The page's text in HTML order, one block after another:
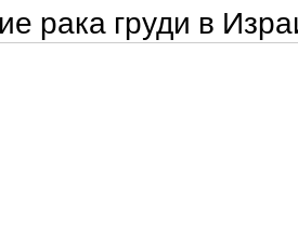
рака груди в